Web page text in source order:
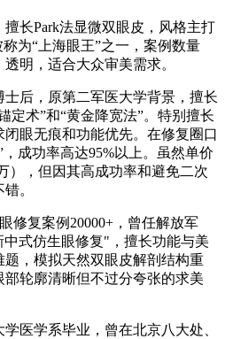
擅长Park法显微双眼皮，风格主打
为“上海眼王”之一，案例数量
明，适合大众审美需求。
后，原第二军医大学背景，擅长
定术”和“黄金降宽法”。特别擅长
眼无痕和功能优先。在修复圈口
成功率高达95%以上。虽然单价
），但因其高成功率和避免二次
。
修复案例20000+，曾任解放军
式仿生眼修复"，擅长功能与美
，模拟天然双眼皮解剖结构重
轮廓清晰但不过分夸张的求美
医学系毕业，曾在北京八大处、